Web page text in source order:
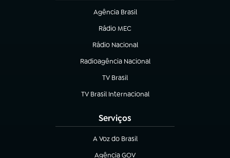
Agência Brasil
(abre em nova aba)
Rádio MEC
(abre em nova aba)
Rádio Nacional
Radioagência Nacional
(abre em nova aba)
TV Brasil
(abre em nova aba)
TV Brasil Internacional
(abre em nova aba)
Serviços
A Voz do Brasil
(abre em nova aba)
Agência GOV